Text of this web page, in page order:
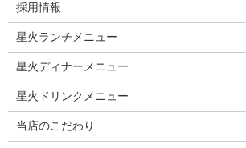
採用情報
星火ランチメニュー
星火ディナーメニュー
星火ドリンクメニュー
当店のこだわり